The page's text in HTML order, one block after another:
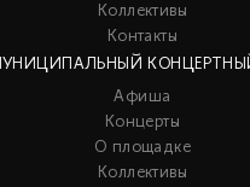
Коллективы
Контакты
Афиша
Концерты
О площадке
Коллективы